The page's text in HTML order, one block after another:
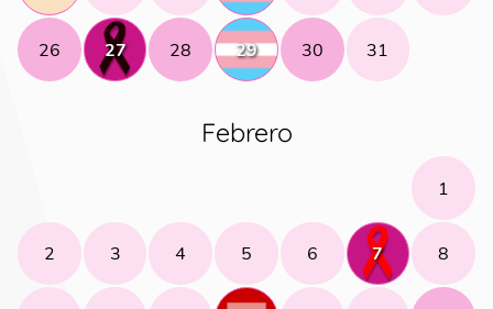
26 27 28 29 30 31
Febrero
1
2 3 4 5 6 7 8